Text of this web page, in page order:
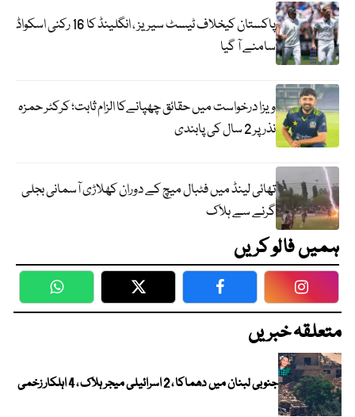
پاکستان کیخلاف ٹیسٹ سیریز ، انگلینڈ کا 16 رکنی اسکواڈ
سامنے آ گیا
ویزا درخواست میں حقائق چھپانےکا الزام ثابت؛ کرکٹر حمزہ
نذر پر 2 سال کی پابندی
تھائی لینڈ میں فٹبال میچ کے دوران کھلاڑی آسمانی بجلی
گرنے سے ہلاک
ہمیں فالو کریں
WhatsApp Twitter Facebook
متعلقہ خبریں
جنوبی لبنان میں دھماکا ، 2 اسرائیلی میجر ہلاک ، 4 اہلکار زخمی